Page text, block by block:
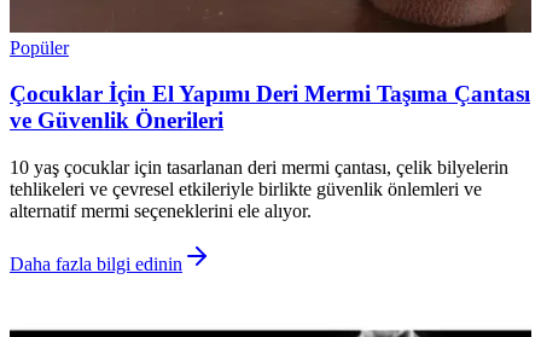
Popüler
Çocuklar İçin El Yapımı Deri Mermi Taşıma Çantası
ve Güvenlik Önerileri
10 yaş çocuklar için tasarlanan deri mermi çantası, çelik bilyelerin
tehlikeleri ve çevresel etkileriyle birlikte güvenlik önlemleri ve
alternatif mermi seçeneklerini ele alıyor.
Daha fazla bilgi edinin